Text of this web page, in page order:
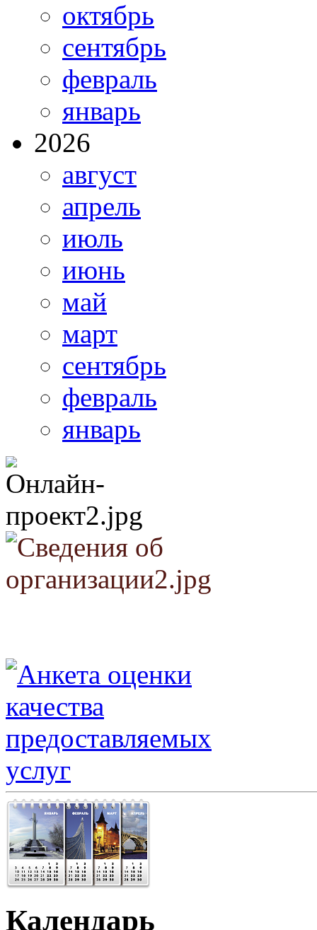
октябрь
сентябрь
февраль
январь
2026
август
апрель
июль
июнь
май
март
сентябрь
февраль
январь
Календарь